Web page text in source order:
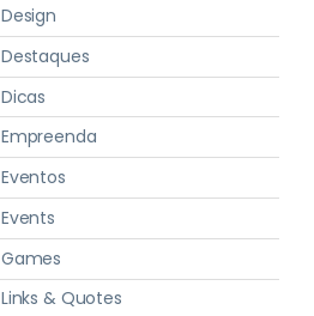
Design
Destaques
Dicas
Empreenda
Eventos
Events
Games
Links & Quotes